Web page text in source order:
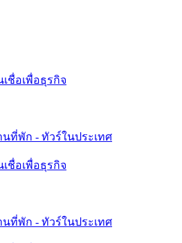
เชื่อเพื่อธุรกิจ
เชื่อเพื่อธุรกิจ